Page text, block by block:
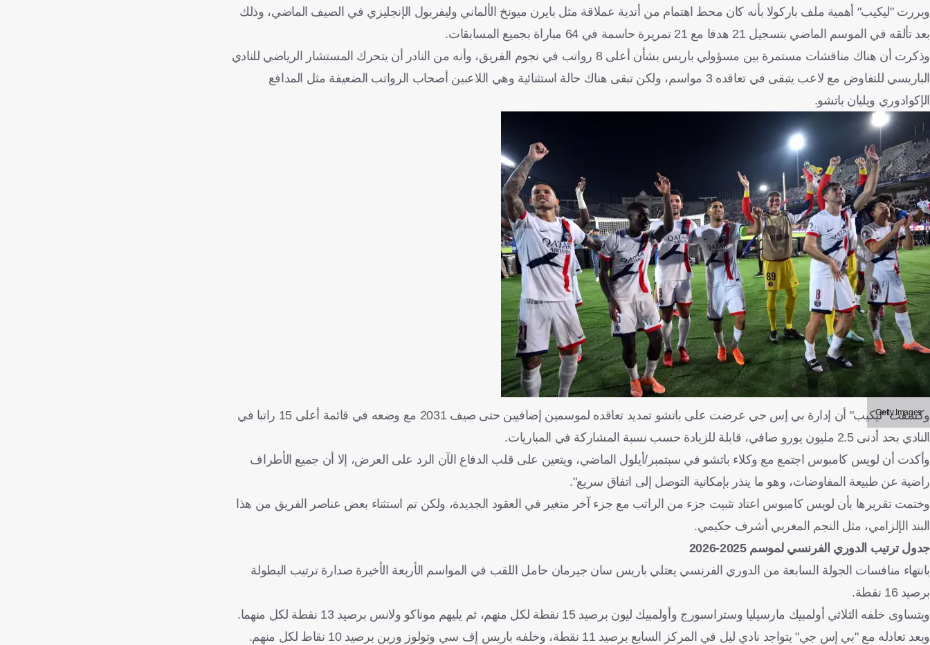
وبررت "ليكيب" أهمية ملف باركولا بأنه كان محط اهتمام من أندية عملاقة مثل بايرن ميونخ الألماني وليفربول الإنجليزي في الصيف الماضي، وذلك
بعد تألقه في الموسم الماضي بتسجيل 21 هدفا مع 21 تمريرة حاسمة في 64 مباراة بجميع المسابقات.
وذكرت أن هناك مناقشات مستمرة بين مسؤولي باريس بشأن أعلى 8 رواتب في نجوم الفريق، وأنه من النادر أن يتحرك المستشار الرياضي للنادي
الباريسي للتفاوض مع لاعب يتبقى في تعاقده 3 مواسم، ولكن تبقى هناك حالة استثنائية وهي اللاعبين أصحاب الرواتب الضعيفة مثل المدافع
الإكوادوري ويليان باتشو.
Getty Images
وكشفت "ليكيب" أن إدارة بي إس جي عرضت على باتشو تمديد تعاقده لموسمين إضافيين حتى صيف 2031 مع وضعه في قائمة أعلى 15 راتبا في
النادي بحد أدنى 2.5 مليون يورو صافي، قابلة للزيادة حسب نسبة المشاركة في المباريات.
وأكدت أن لويس كامبوس اجتمع مع وكلاء باتشو في سبتمبر/أيلول الماضي، ويتعين على قلب الدفاع الآن الرد على العرض، إلا أن جميع الأطراف
راضية عن طبيعة المفاوضات، وهو ما ينذر بإمكانية التوصل إلى اتفاق سريع".
وختمت تقريرها بأن لويس كامبوس اعتاد تثبيت جزء من الراتب مع جزء آخر متغير في العقود الجديدة، ولكن تم استثناء بعض عناصر الفريق من هذا
البند الإلزامي، مثل النجم المغربي أشرف حكيمي.
جدول ترتيب الدوري الفرنسي لموسم 2025-2026
بانتهاء منافسات الجولة السابعة من الدوري الفرنسي يعتلي باريس سان جيرمان حامل اللقب في المواسم الأربعة الأخيرة صدارة ترتيب البطولة
برصيد 16 نقطة.
ويتساوى خلفه الثلاثي أولمبيك مارسيليا وستراسبورج وأولمبيك ليون برصيد 15 نقطة لكل منهم، ثم يليهم موناكو ولانس برصيد 13 نقطة لكل منهما.
وبعد تعادله مع "بي إس جي" يتواجد نادي ليل في المركز السابع برصيد 11 نقطة، وخلفه باريس إف سي وتولوز ورين برصيد 10 نقاط لكل منهم.